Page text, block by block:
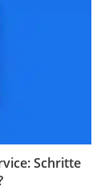
Schritte